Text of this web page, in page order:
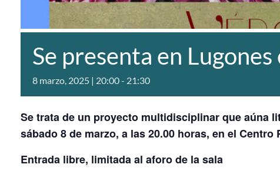
Se presenta en
8 marzo, 2025 | 20:00- 21:30
Se trata de un proyecto multidisciplinar que aúna
sábado 8 de marzo, a las 20.00 horas, en el
Entrada libre, limitada al aforo de la sala